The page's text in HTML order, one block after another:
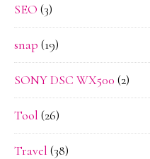
SEO (3)
snap (19)
SONY DSC WX500 (2)
Tool (26)
Travel (38)